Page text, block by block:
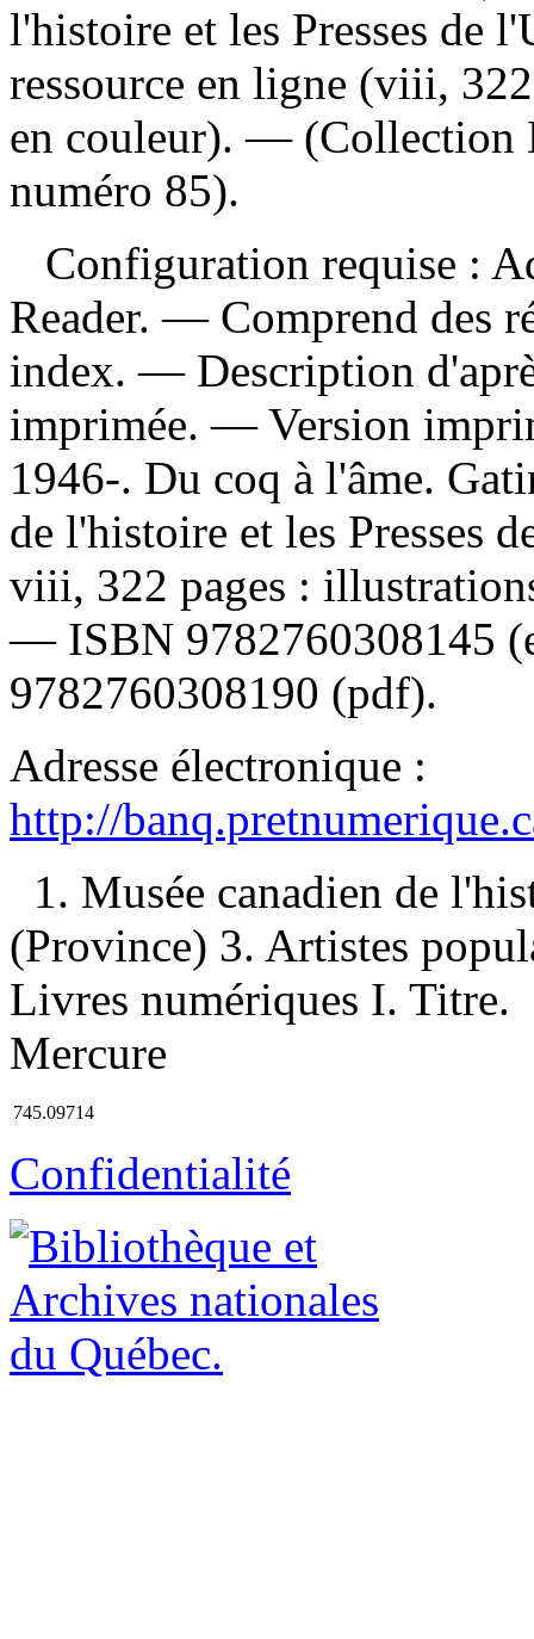
l'histoire et les Presses de
ressource en ligne (viii,
en couleur). — (Collection
numéro 85).
Configuration requise :
Reader. — Comprend des
index. — Description
imprimée. —Version
1946-. Du coq à l'âme.
de l'histoire et les Presses
viii, 322 pages :
— ISBN 9782760308145
9782760308190 (pdf).
Adresse électronique :
http://
1. Musée canadien de
(Province) 3. Artistes
Livres numériques I.
Mercure
745.09714
Confidentialité